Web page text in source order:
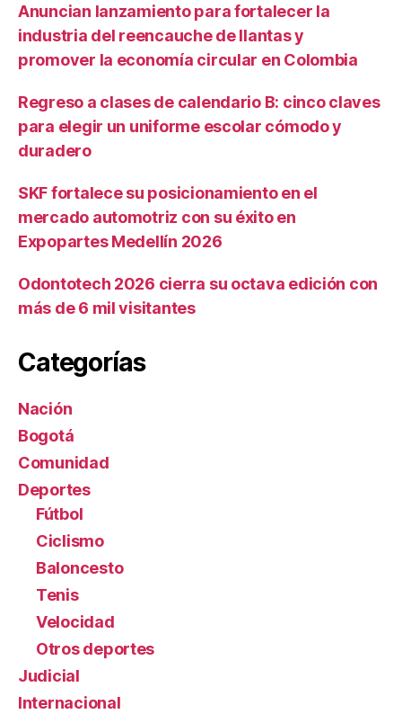
Anuncian lanzamiento para fortalecer la
industria del reencauche de llantas y
promover la economía circular en Colombia
Regreso a clases de calendario B: cinco claves
para elegir un uniforme escolar cómodo y
duradero
SKF fortalece su posicionamiento en el
mercado automotriz con su éxito en
Expopartes Medellín 2026
Odontotech 2026 cierra su octava edición con
más de 6 mil visitantes
Categorías
Nación
Bogotá
Comunidad
Deportes
Fútbol
Ciclismo
Baloncesto
Tenis
Velocidad
Otros deportes
Judicial
Internacional